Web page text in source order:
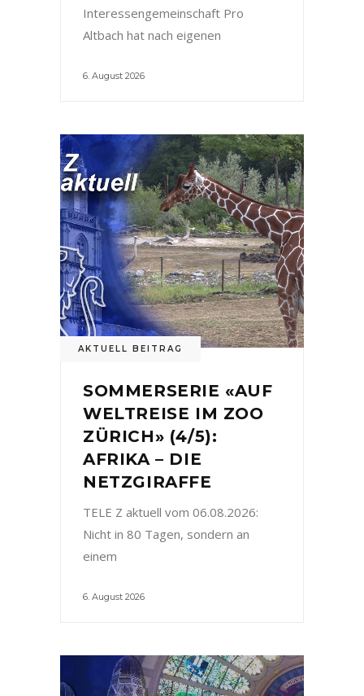
Interessengemeinschaft Pro
Altbach hat nach eigenen
6. August 2026
AKTUELL BEITRAG
SOMMERSERIE «AUF
WELTREISE IM ZOO
ZÜRICH» (4/5):
AFRIKA – DIE
NETZGIRAFFE
TELE Z aktuell vom 06.08.2026:
Nicht in 80 Tagen, sondern an
einem
6. August 2026